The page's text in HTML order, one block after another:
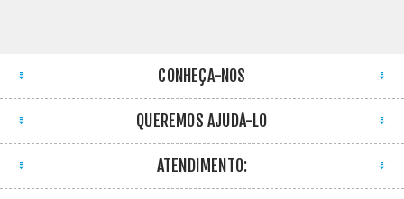
CONHEÇA-NOS
QUEREMOS AJUDÁ-LO
ATENDIMENTO: